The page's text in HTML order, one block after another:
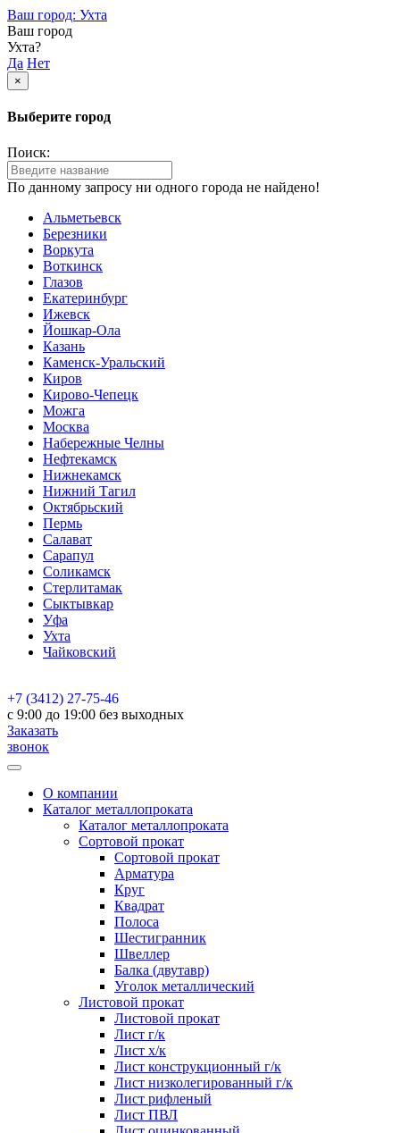
Ваш город: Ухта
Ваш город
Ухта?
Да Нет
×
Выберите город
Поиск:
По данному запросу ни одного города не найдено!
Альметьевск
Березники
Воркута
Воткинск
Глазов
Екатеринбург
Ижевск
Йошкар-Ола
Казань
Каменск-Уральский
Киров
Кирово-Чепецк
Можга
Москва
Набережные Челны
Нефтекамск
Нижнекамск
Нижний Тагил
Октябрьский
Пермь
Салават
Сарапул
Соликамск
Стерлитамак
Сыктывкар
Уфа
Ухта
Чайковский
+7 (3412) 27-75-46
c 9:00 до 19:00 без выходных
Заказать
звонок
О компании
Каталог металлопроката
Каталог металлопроката
Сортовой прокат
Сортовой прокат
Арматура
Круг
Квадрат
Полоса
Шестигранник
Швеллер
Балка (двутавр)
Уголок металлический
Листовой прокат
Листовой прокат
Лист г/к
Лист х/к
Лист конструкционный г/к
Лист низколегированный г/к
Лист рифленый
Лист ПВЛ